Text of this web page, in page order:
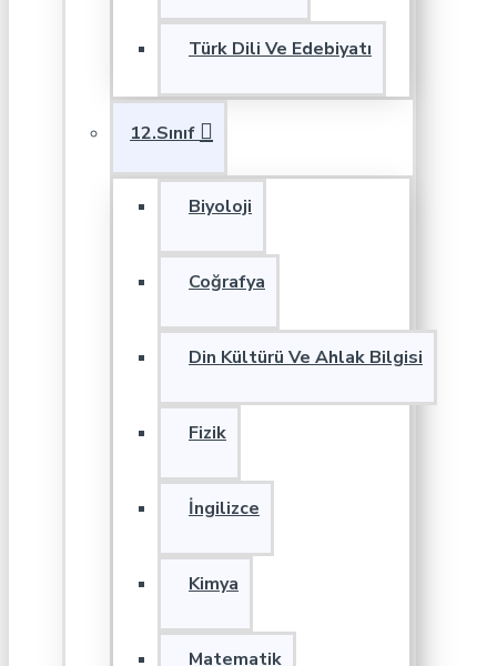
Türk Dili Ve Edebiyatı
12.Sınıf
Biyoloji
Coğrafya
Din Kültürü Ve Ahlak Bilgisi
Fizik
İngilizce
Kimya
Matematik